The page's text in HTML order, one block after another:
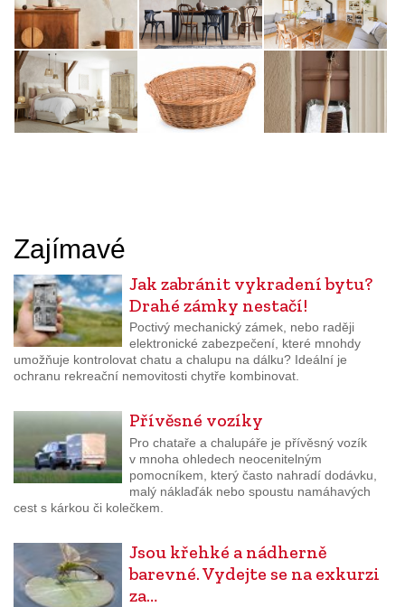
Zajímavé
Jak zabránit vykradení bytu?
Drahé zámky nestačí!
Poctivý mechanický zámek, nebo raději
elektronické zabezpečení, které mnohdy
umožňuje kontrolovat chatu a chalupu na dálku? Ideální je
ochranu rekreační nemovitosti chytře kombinovat.
Přívěsné vozíky
Pro chataře a chalupáře je přívěsný vozík
v mnoha ohledech neocenitelným
pomocníkem, který často nahradí dodávku,
malý náklaďák nebo spoustu namáhavých
cest s kárkou či kolečkem.
Jsou křehké a nádherně
barevné. Vydejte se na exkurzi
za…